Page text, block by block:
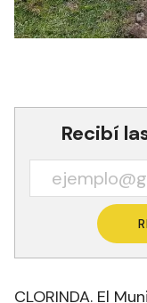
Recibí
CLORINDA. El